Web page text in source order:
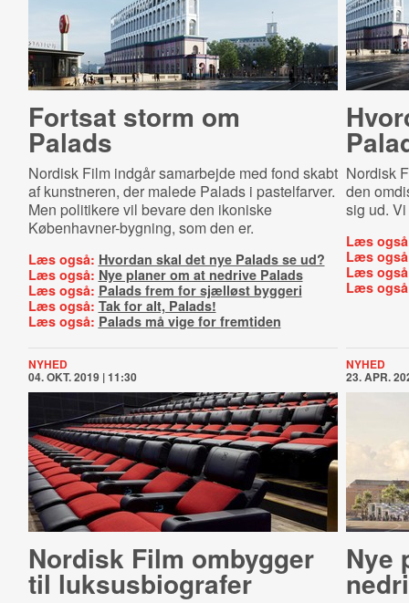
Fortsat storm om
Palads
Nordisk Film indgår samarbejde med fond skabt
af kunstneren, der malede Palads i pastelfarver.
Men politikere vil bevare den ikoniske
Københavner-bygning, som den er.
Læs også: Hvordan skal det nye Palads se ud?
Læs også: Nye planer om at nedrive Palads
Læs også: Palads frem for sjælløst byggeri
Læs også: Tak for alt, Palads!
Læs også: Palads må vige for fremtiden
Nordisk
den
sig ud.
Læs
Læs
Læs
Læs
NYHED
04. OKT. 2019 | 11:30
Nordisk Film ombygger
til luksus­bi­o­gra­fer
NYHED
23. APR.
Nye